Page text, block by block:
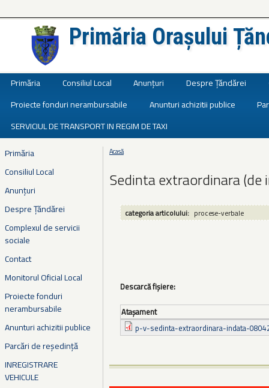
Primăria Orașului
Primăria Consiliul Local Anunțuri Despre Țăndărei
Proiecte fonduri nerambursabile
Anunturi achizitii publice
SERVICIUL DE TRANSPORT IN REGIM DE TAXI
Primăria
Consiliul Local
Anunțuri
Despre Țăndărei
Complexul de servicii
sociale
Contact
Monitorul Oficial Local
Proiecte fonduri
nerambursabile
Anunturi achizitii publice
Parcări de reședință
INREGISTRARE
VEHICULE
Eşti aici
Acasă
Sedinta extraordinara (de
categoria articolului: procese-verbale
Descarcă fișiere:
Ataşament
p-v-sedinta-extraordinara-indata-